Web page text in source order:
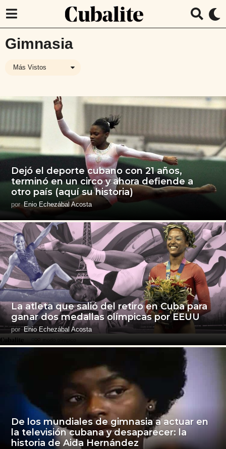
Gimnasia
Más Vistos
Dejó el deporte cubano con 21 años,
terminó en un circo y ahora defiende a
otro país (aquí su historia)
por Enio Echezábal Acosta
La atleta que salió del retiro en Cuba para
ganar dos medallas olímpicas por EEUU
por Enio Echezábal Acosta
De los mundiales de gimnasia a actuar en
la televisión cubana y desaparecer: la
historia de Aida Hernández